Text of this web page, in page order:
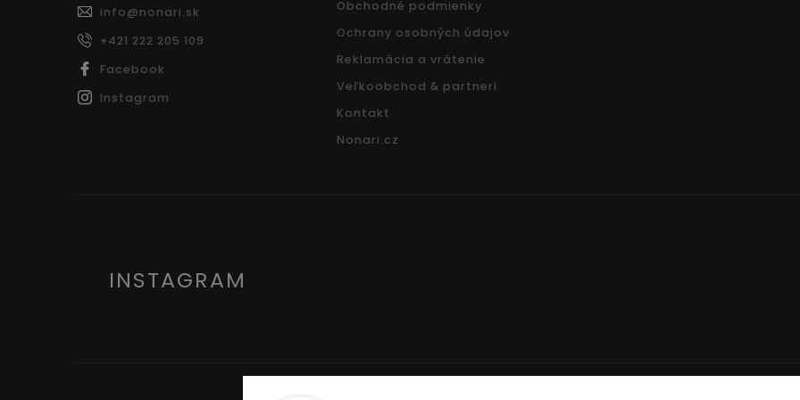
info@nonari.sk
+421 222 205 109
Facebook
Instagram
Obchodné podmienky
Ochrany osobných údajov
Reklamácia a vrátenie
Veľkoobchod & partneri
Kontakt
Nonari.cz
INSTAGRAM